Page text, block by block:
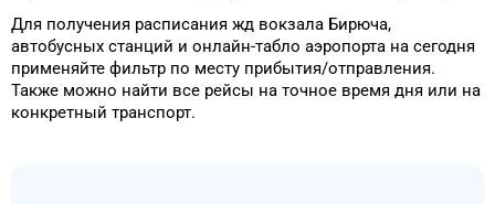
Для получения расписания жд вокзала Бирюча,
автобусных станций и онлайн-табло аэропорта на сегодня
применяйте фильтр по месту прибытия/отправления.
Также можно найти все рейсы на точное время дня или на
конкретный транспорт.